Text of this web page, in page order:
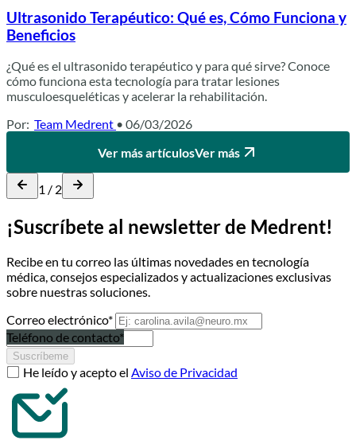
Ultrasonido Terapéutico: Qué es, Cómo Funciona y
Beneficios
¿Qué es el ultrasonido terapéutico y para qué sirve? Conoce
cómo funciona esta tecnología para tratar lesiones
musculoesqueléticas y acelerar la rehabilitación.
Por: Team Medrent • 06/03/2026
Ver más artículosVer más
1 / 2
¡Suscríbete al newsletter de Medrent!
Recibe en tu correo las últimas novedades en tecnología
médica, consejos especializados y actualizaciones exclusivas
sobre nuestras soluciones.
Correo electrónico*
Teléfono de contacto*
Suscríbeme
He leído y acepto el Aviso de Privacidad